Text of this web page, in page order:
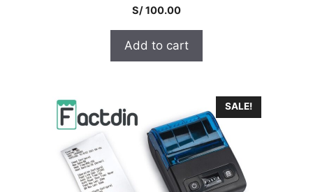
0
o
o
5
S/100.00
Add to cart
SALE!